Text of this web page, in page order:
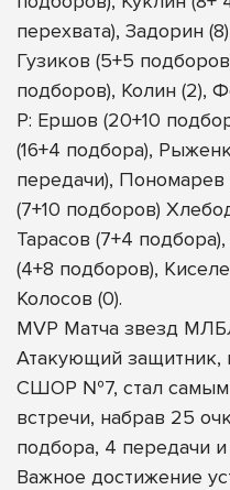
перехвата), Задорин
Гузиков (5+5
подборов), Колин (2),
Р: Ершов (20+10
(16+4 подбора),
передачи), Пономарев
(7+10 подборов)
Тарасов (7+4
(4+8 подборов),
Колосов (0).
MVP Матча звезд
Атакующий
СШОР №7, стал самым
встречи, набрав 25
подбора, 4 передачи и
Важное достижение